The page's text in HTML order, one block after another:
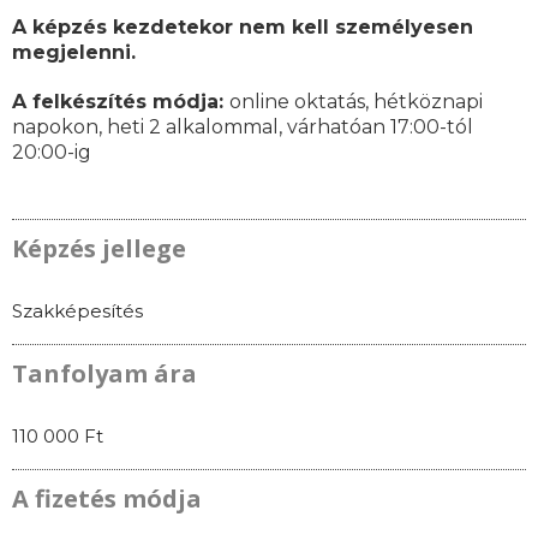
A képzés kezdetekor nem kell személyesen
megjelenni.
A felkészítés módja: online oktatás, hétköznapi
napokon, heti 2 alkalommal, várhatóan 17:00-tól
20:00-ig
Képzés jellege
Szakképesítés
Tanfolyam ára
110 000 Ft
A fizetés módja